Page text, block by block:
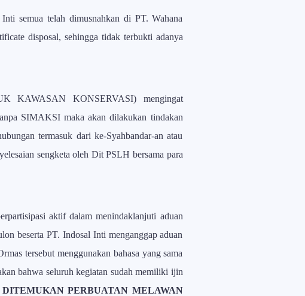
semua telah dimusnahkan di PT. Wahana
disposal, sehingga tidak terbukti adanya
KAWASAN KONSERVASI) mengingat
SIMAKSI maka akan dilakukan tindakan
termasuk dari ke-Syahbandar-an atau
sengketa oleh Dit PSLH bersama para
aktif dalam menindaklanjuti aduan
beserta PT. Indosal Inti menganggap aduan
tersebut menggunakan bahasa yang sama
bahwa seluruh kegiatan sudah memiliki ijin
PERBUATAN MELAWAN